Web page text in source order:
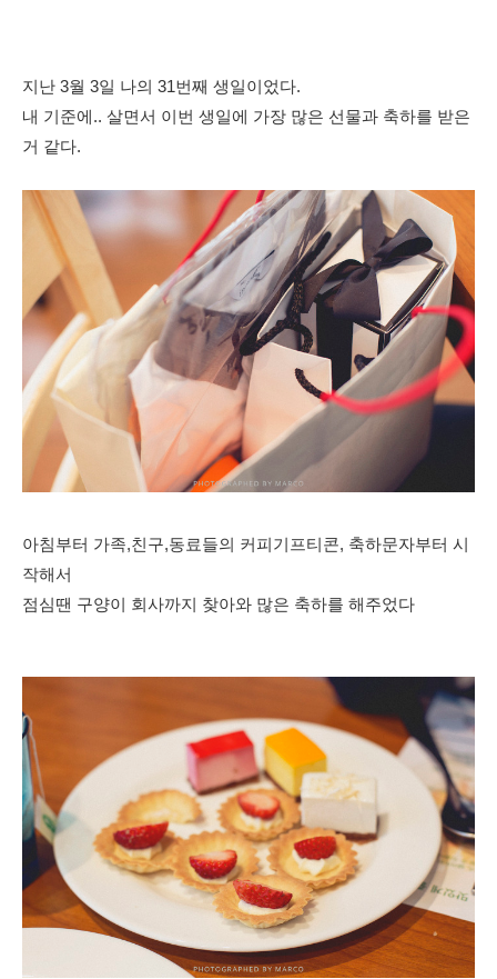
지난 3월 3일 나의 31번째 생일이었다.
내 기준에.. 살면서 이번 생일에 가장 많은 선물과 축하를 받은
거 같다.
아침부터 가족,친구,동료들의 커피기프티콘, 축하문자부터 시
작해서
점심땐 구양이 회사까지 찾아와 많은 축하를 해주었다